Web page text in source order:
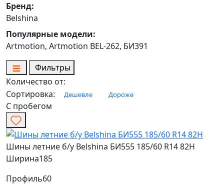
Бренд:
Belshina
Популярные модели:
Artmotion, Artmotion BEL-262, БИ391
Фильтры
Количество от:
Сортировка:
Дешевле Дороже
С пробегом
Шины летние б/у Belshina БИ555 185/60 R14 82H
Ширина185
Профиль60